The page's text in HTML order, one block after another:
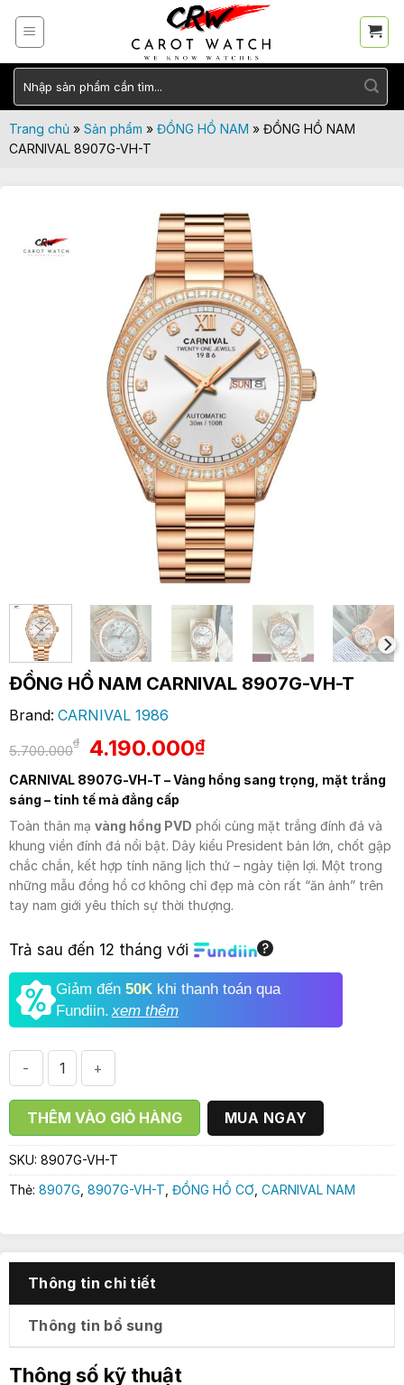
Tìm
kiếm:
Trang chủ» Sản phẩm » ĐỒNG HỒ NAM » ĐỒNG HỒ NAM
CARNIVAL 8907G-VH-T
ĐỒNG HỒ NAM CARNIVAL 8907G-VH-T
Brand: CARNIVAL 1986
5.700.000₫
Giá
gốc
là:
5.700.000₫.
4.190.000₫Giá
hiện
tại
là:
4.190.000₫.
CARNIVAL 8907G-VH-T – Vàng hồng sang trọng, mặt trắng
sáng – tinh tế mà đẳng cấp
Toàn thân mạ vàng hồng PVD phối cùng mặt trắng đính đá và
khung viền đính đá nổi bật. Dây kiểu President bản lớn, chốt gập
chắc chắn, kết hợp tính năng lịch thứ – ngày tiện lợi. Một trong
những mẫu đồng hồ cơ không chỉ đẹp mà còn rất “ăn ảnh” trên
tay nam giới yêu thích sự thời thượng.
Trả sau đến 12 tháng với
Giảm đến 50K khi thanh toán qua
Fundiin. xem thêm
THÊM VÀO GIỎ HÀNG MUA NGAY
SKU: 8907G-VH-T
Thẻ: 8907G 8907G-VH-T ĐỒNG HỒ CƠ CARNIVAL NAM
Thông tin chi tiết
Thông tin bổ sung
Thông số kỹ thuật